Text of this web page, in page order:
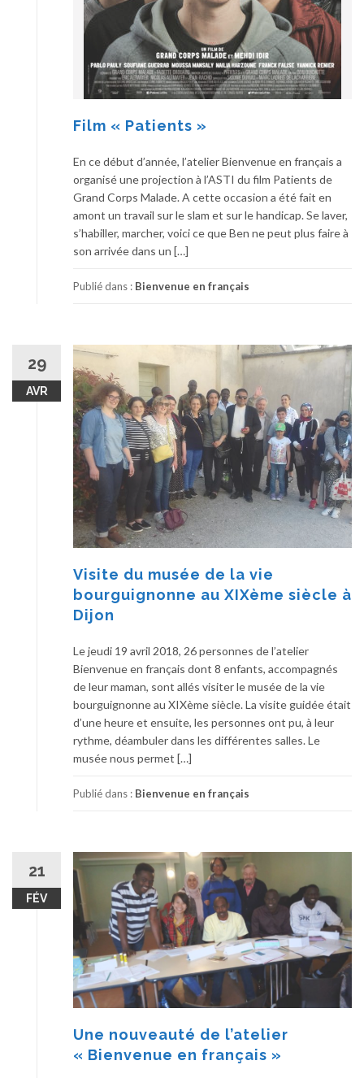
Film « Patients »
En ce début d’année, l’atelier Bienvenue en français a
organisé une projection à l’ASTI du film Patients de
Grand Corps Malade. A cette occasion a été fait en
amont un travail sur le slam et sur le handicap. Se laver,
s’habiller, marcher, voici ce que Ben ne peut plus faire à
son arrivée dans un […]
Publié dans : Bienvenue en français
29
AVR
Visite du musée de la vie
bourguignonne au XIXème siècle à
Dijon
Le jeudi 19 avril 2018, 26 personnes de l’atelier
Bienvenue en français dont 8 enfants, accompagnés
de leur maman, sont allés visiter le musée de la vie
bourguignonne au XIXème siècle. La visite guidée était
d’une heure et ensuite, les personnes ont pu, à leur
rythme, déambuler dans les différentes salles. Le
musée nous permet […]
Publié dans : Bienvenue en français
21
FÉV
Une nouveauté de l’atelier
« Bienvenue en français »